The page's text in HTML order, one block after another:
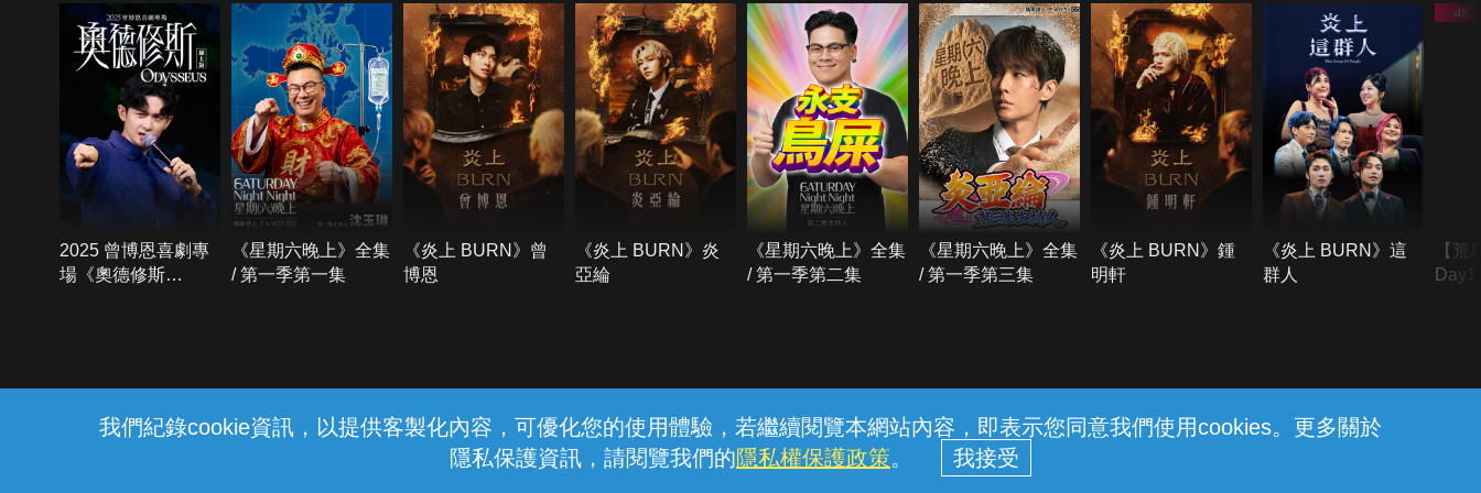
我們紀錄cookie資訊，以提供客製化內容，可優化您的使用體驗，若繼續閱覽本網站內容，即表示您同意我們使用cookies。更多關於
隱私保護資訊，請閱覽我們的隱私權保護政策。
2025 曾博恩喜劇專
場《奧德修斯
《星期六晚上》全集
/ 第一季第一集
《炎上 BURN》曾
博恩
《炎上 BURN》炎
亞綸
《星期六晚上》全集
/ 第一季第二集
《星期六晚上》全集
/ 第一季第三集
《炎上 BURN》鍾
明軒
《炎上 BURN》這
群人
【荒
線上客服 服務條款 隱私權保護
中華電信股份有限公司個人家庭分公司 (統一編號：96979949) © 2026